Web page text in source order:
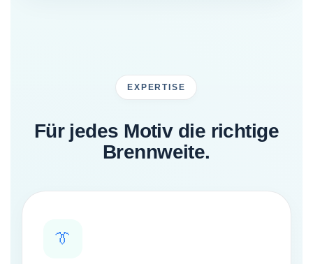
EXPERTISE
Für jedes Motiv die richtige
Brennweite.
👔